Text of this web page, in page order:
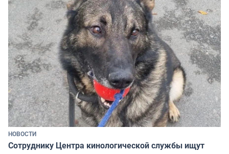
НОВОСТИ
Сотруднику Центра кинологической службы ищут